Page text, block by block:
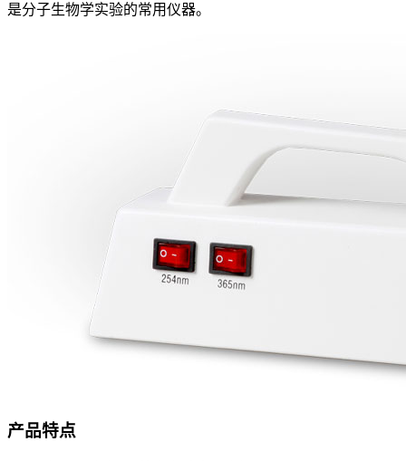
是分子生物学实验的常用仪器。
产品特点